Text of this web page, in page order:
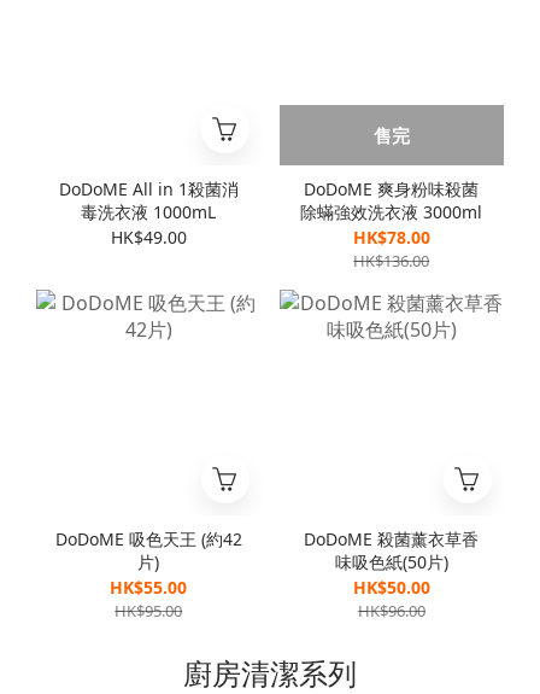
DoDoME All in 1殺菌消
毒洗衣液 1000mL
HK$49.00
售完
DoDoME 爽身粉味殺菌
除蟎強效洗衣液 3000ml
HK$78.00
HK$136.00
DoDoME 吸色天王 (約42
片)
HK$55.00
HK$95.00
DoDoME 殺菌薰衣草香
味吸色紙(50片)
HK$50.00
HK$96.00
廚房清潔系列